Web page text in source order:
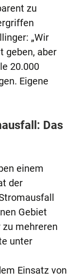
zu
„Wir
geben, aber
20.000
Eigene
Das
einem
der
Gebiet
zu mehreren
unter
Einsatz von